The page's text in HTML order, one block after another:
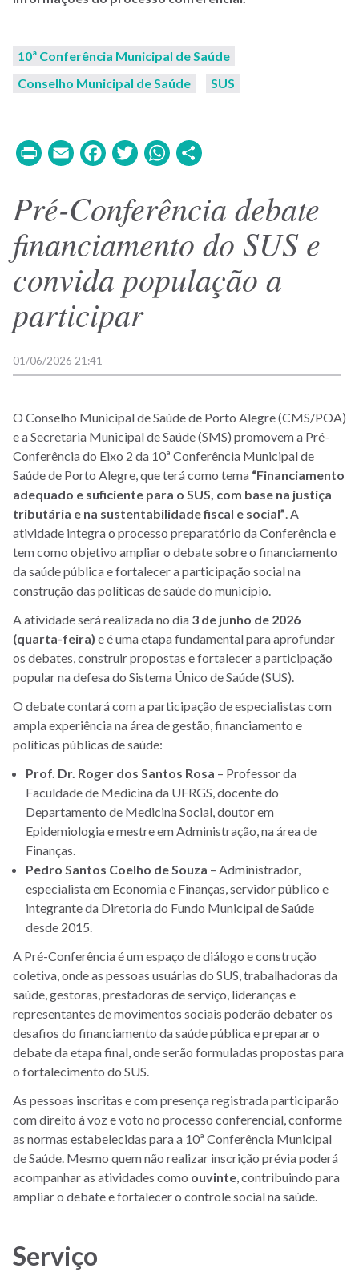
10ª Conferência Municipal de Saúde
Conselho Municipal de Saúde
SUS
PrintEmailFacebook
TwitterWhatsApp
Pré-Conferência debate
financiamento do SUS e
convida população a
participar
01/06/2026 21:41
O Conselho Municipal de Saúde de Porto Alegre (CMS/POA)
e a Secretaria Municipal de Saúde (SMS) promovem a Pré-
Conferência do Eixo 2 da 10ª Conferência Municipal de
Saúde de Porto Alegre, que terá como tema “Financiamento
adequado e suficiente para o SUS, com base na justiça
tributária e na sustentabilidade fiscal e social”. A
atividade integra o processo preparatório da Conferência e
tem como objetivo ampliar o debate sobre o financiamento
da saúde pública e fortalecer a participação social na
construção das políticas de saúde do município.
A atividade será realizada no dia 3 de junho de 2026
(quarta-feira) e é uma etapa fundamental para aprofundar
os debates, construir propostas e fortalecer a participação
popular na defesa do Sistema Único de Saúde (SUS).
O debate contará com a participação de especialistas com
ampla experiência na área de gestão, financiamento e
políticas públicas de saúde:
Prof. Dr. Roger dos Santos Rosa – Professor da
Faculdade de Medicina da UFRGS, docente do
Departamento de Medicina Social, doutor em
Epidemiologia e mestre em Administração, na área de
Finanças.
Pedro Santos Coelho de Souza – Administrador,
especialista em Economia e Finanças, servidor público e
integrante da Diretoria do Fundo Municipal de Saúde
desde 2015.
A Pré-Conferência é um espaço de diálogo e construção
coletiva, onde as pessoas usuárias do SUS, trabalhadoras da
saúde, gestoras, prestadoras de serviço, lideranças e
representantes de movimentos sociais poderão debater os
desafios do financiamento da saúde pública e preparar o
debate da etapa final, onde serão formuladas propostas para
o fortalecimento do SUS.
As pessoas inscritas e com presença registrada participarão
com direito à voz e voto no processo conferencial, conforme
as normas estabelecidas para a 10ª Conferência Municipal
de Saúde. Mesmo quem não realizar inscrição prévia poderá
acompanhar as atividades como ouvinte, contribuindo para
ampliar o debate e fortalecer o controle social na saúde.
Serviço